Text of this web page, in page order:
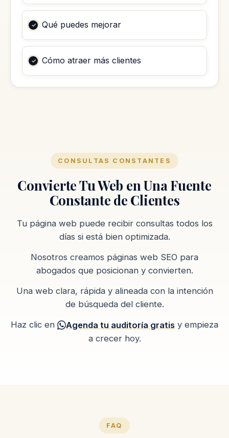
Qué puedes mejorar
Cómo atraer más clientes
CONSULTAS CONSTANTES
Convierte Tu Web en Una Fuente
Constante de Clientes
Tu página web puede recibir consultas todos los
días si está bien optimizada.
Nosotros creamos páginas web SEO para
abogados que posicionan y convierten.
Una web clara, rápida y alineada con la intención
de búsqueda del cliente.
Haz clic en
Agenda tu auditoría gratis y empieza
a crecer hoy.
FAQ